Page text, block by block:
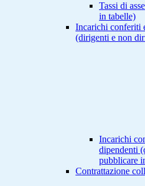
Tassi di
in tabelle)
Incarichi conferiti
(dirigenti e non
Incarichi
dipendenti
pubblicare
Contrattazione